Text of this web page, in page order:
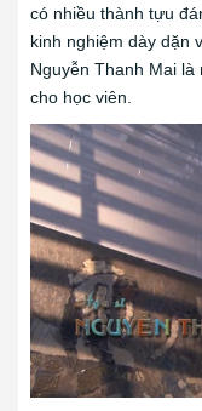
có nhiều thành tựu
kinh nghiệm dày dặn
Nguyễn Thanh Mai
cho học viên.